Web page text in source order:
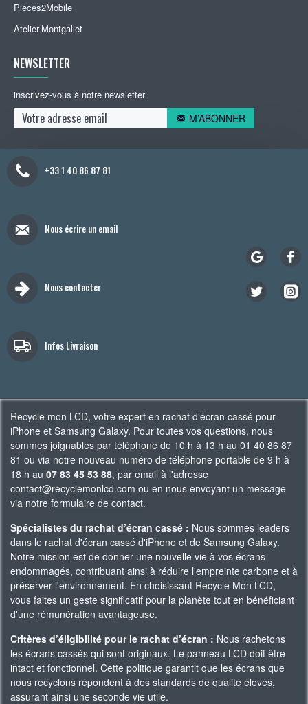
Pieces2Mobile
Atelier-Montgallet
NEWSLETTER
inscrivez-vous à notre newsletter
M’ABONNER
+33 1 40 86 87 81
Nous écrire un email
Nous contacter
Infos Livraison
Recycle mon LCD, votre expert en rachat d’écran cassé pour
iPhone et Samsung Galaxy. Pour toutes vos questions, nous
sommes joignables par téléphone de 10 h à 13 h au 01 40 86 87
81 ou via notre nouveau numéro de téléphone portable de 9 h à
18 h au 07 83 45 53 88, par email à l'adresse
contact@recyclemonlcd.com ou en nous envoyant un message
via notre formulaire de contact.
Spécialistes du rachat d’écran cassé : Nous sommes leaders
dans le rachat d'écran cassé d'iPhone et de Samsung Galaxy.
Notre mission est de donner une nouvelle vie à vos écrans
endommagés, contribuant ainsi à réduire l'empreinte carbone et à
préserver l'environnement. En choisissant Recycle Mon LCD,
vous faites un geste significatif pour la planète tout en bénéficiant
d'une rémunération avantageuse.
Critères d’éligibilité pour le rachat d’écran : Nous rachetons
les écrans cassés qui sont originaux. Le panneau LCD doit être
intact et fonctionnel. Cette politique garantit que les écrans que
nous recyclons répondent à des standards de qualité élevés,
assurant ainsi une seconde vie utile.